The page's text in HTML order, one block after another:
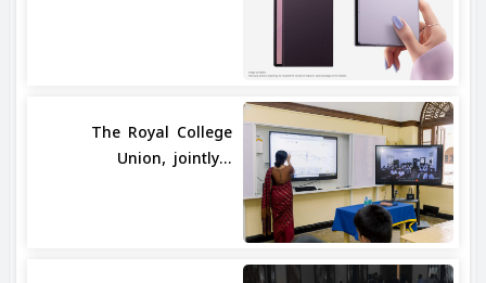
The Royal College
Union, jointly...